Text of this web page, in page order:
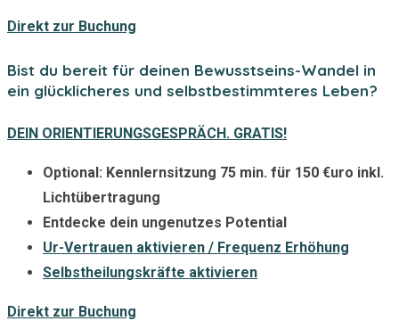
Direkt zur Buchung
Bist du bereit für deinen Bewusstseins-Wandel in
ein glücklicheres und selbstbestimmteres Leben?
DEIN ORIENTIERUNGSGESPRÄCH. GRATIS!
Optional: Kennlernsitzung 75 min. für 150 €uro inkl.
Lichtübertragung
Entdecke dein ungenutzes Potential
Ur-Vertrauen aktivieren / Frequenz Erhöhung
Selbstheilungskräfte aktivieren
Direkt zur Buchung